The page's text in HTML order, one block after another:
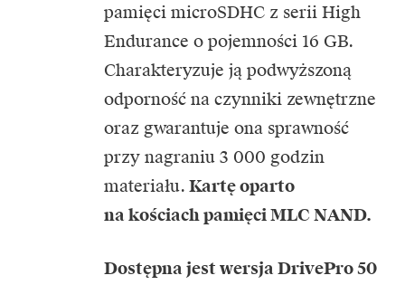
pamięci microSDHC z serii High
Endurance o pojemności 16 GB.
Charakteryzuje ją podwyższoną
odporność na czynniki zewnętrzne
oraz gwarantuje ona sprawność
przy nagraniu 3 000 godzin
materiału. Kartę oparto
na kościach pamięci MLC NAND.
Dostępna jest wersja DrivePro 50